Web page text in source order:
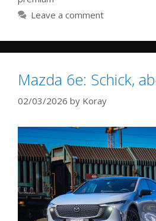
Leave a comment
Mazda 6e: Schick,
02/03/2026 by Koray